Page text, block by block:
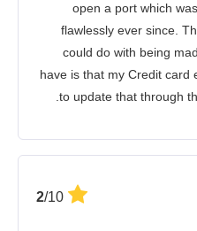
open a port which
flawlessly ever since.
could do with being
have is that my Credit card
to update that through
/10